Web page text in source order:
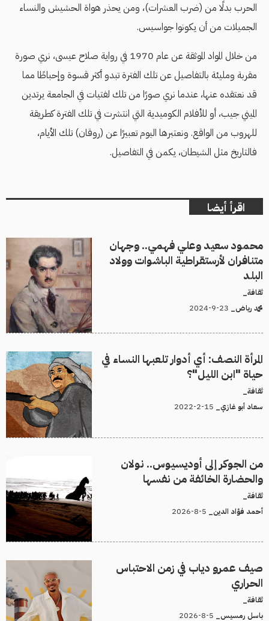
الحرب بدلًا من (ضرب العشرات)، ومن يحذر هواة الحشيش والنساء
الجميلات من أن يكونوا جواسيس.
من خلال المواد الموثقة عن عام 1970 في رواية صلاح عيسى، نري صورة
مقربة ومليئة بالتفاصيل عن تلك الفترة تبدو أكثر قسوة وإحباطًا مما
قد نعتقده عنها، عندما نري صورًا من تلك لفتيات في الجامعة يرتدين
الميني جيب، أو للأفلام الكوميدية التي انتشرت في تلك الفترة كطريقة
للهروب من الواقع. ونعتبرها اليوم تعبيرًا عن (روقان) تلك الأيام،
فالتاريخ مثل الشيطان، يكمن في التفاصيل.
اقرأ أيضا
محمود سعيد وعلي فهمي.. وجهان
متنافران لأرستقراطية الباشوات وولاد
البلد
ثقافة_
محمد رياض_
المرأة النصف: أي أدوار تلعبها النساء في
حياة "ابن الليل"؟
ثقافة_
سعاد أبو غازي_
من الجوكر إلى أوديسيوس.. نولان
والحضارة الخائفة من نفسها
ثقافة_
أحمد فؤاد الدين_
صيف عمرو دياب في زمن الاحتباس
الحراري
ثقافة_
باسل رمسيس_